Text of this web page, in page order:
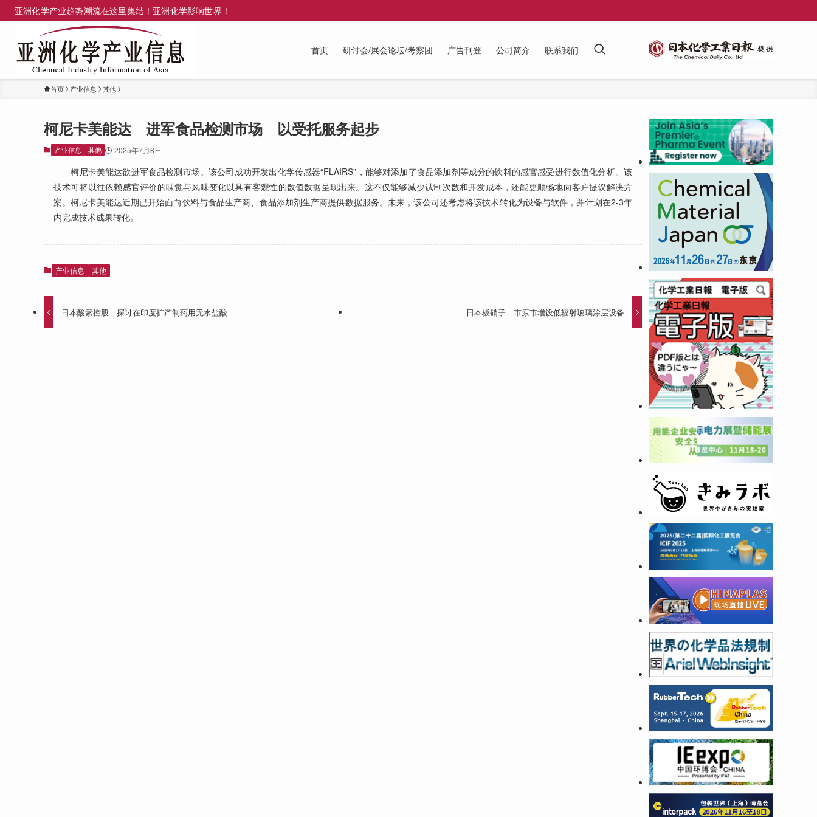
亚洲化学产业趋势潮流在这里集结！亚洲化学影响世界！
首页 研讨会/展会论坛/考察团 广告刊登 公司简介 联系我们
首页 产业信息 其他
柯尼卡美能达 进军食品检测市场 以受托服务起步
产业信息 其他 2025年7月8日
柯尼卡美能达欲进军食品检测市场。该公司成功开发出化学传感器“FLAIRS”，能够对添加了食品添加剂等成分的饮料的感官感受进行数值化分析。该
技术可将以往依赖感官评价的味觉与风味变化以具有客观性的数值数据呈现出来。这不仅能够减少试制次数和开发成本，还能更顺畅地向客户提议解决方
案。柯尼卡美能达近期已开始面向饮料与食品生产商、食品添加剂生产商提供数据服务。未来，该公司还考虑将该技术转化为设备与软件，并计划在2-3年
内完成技术成果转化。
产业信息 其他
日本酸素控股 探讨在印度扩产制药用无水盐酸 日本板硝子 市原市增设低辐射玻璃涂层设备